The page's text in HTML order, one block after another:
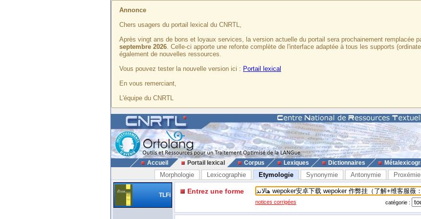
Annonce
Chers usagers du portail lexical du CNRTL,
Après vingt ans de bons et loyaux services, la version actuelle du portail sera prochainement remplacée
septembre 2026. Celle-ci apporte une refonte complète de l'interface adaptée à tous les supports
également de nouvelles ressources.
Vous pouvez tester la nouvelle version ici : Portail lexical
En vous remerciant,
L'équipe du CNRTL
Accueil Portail lexical Corpus Lexiques Dictionnaires
Morphologie Lexicographie Etymologie Synonymie Antonymie Proxémie
TLFi Entrez une forme
notices corrigées catégorie :